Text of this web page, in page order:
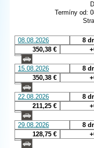
Termíny od:
08.08.2026 8
350,38 €
15.08.2026 8
350,38 €
22.08.2026 8
211,25 €
29.08.2026 8
128,75 €